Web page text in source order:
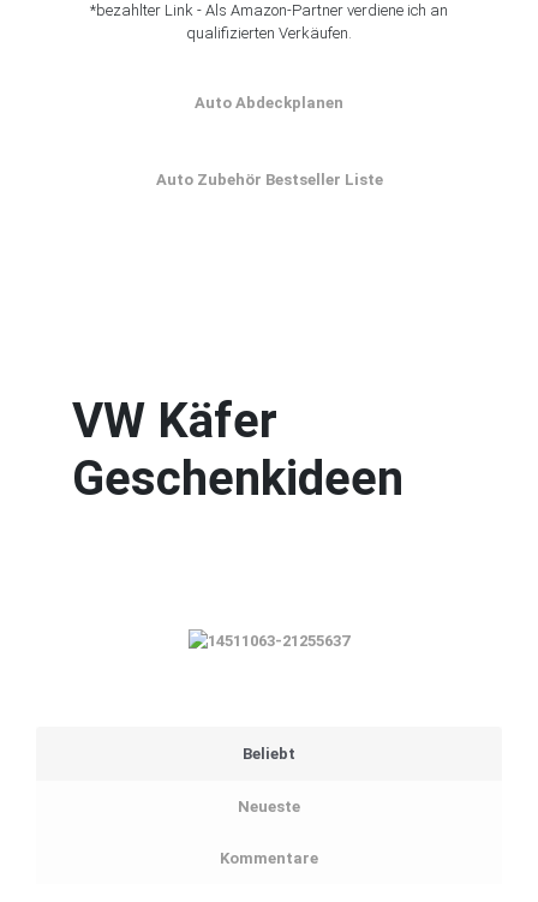
*bezahlter Link - Als Amazon-Partner verdiene ich an
qualifizierten Verkäufen.
Auto Abdeckplanen
Auto Zubehör Bestseller Liste
VW Käfer
Geschenkideen
Beliebt
Neueste
Kommentare